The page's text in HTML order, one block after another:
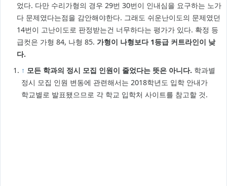
었다. 다만 수리가형의 경우 29번 30번이 인내심을 요구하는 노가
다 문제였다는점을 감안해야한다. 그래도 쉬운난이도의 문제였던
14번이 고난이도로 판정받는건 너무하다는 평가가 있다. 확정 등
급컷은 가형 84, 나형 85. 가형이 나형보다 1등급 커트라인이 낮
다.
↑ 모든 학과의 정시 모집 인원이 줄었다는 뜻은 아니다.학과별
정시 모집 인원 변동에 관련해서는 2018학년도 입학 안내가
학교별로 발표됐으므로 각 학교 입학처 사이트를 참고할 것.